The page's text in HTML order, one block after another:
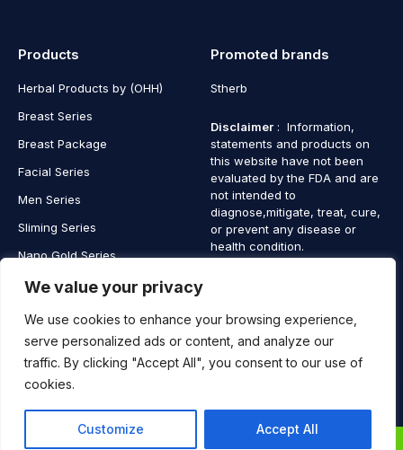
We value your privacy
We use cookies to enhance your browsing experience,
serve personalized ads or content, and analyze our
traffic. By clicking "Accept All", you consent to our use of
cookies.
Customize Accept All
Products
Herbal Products by (OHH)
Breast Series
Breast Package
Facial Series
Men Series
Sliming Series
Nano Gold Series
Vagina Series
Promoted brands
Stherb
Disclaimer : Information,
statements and products on
this website have not been
evaluated by the FDA and are
not intended to
diagnose,mitigate, treat, cure,
or prevent any disease or
health condition.
Copyright © 2025 SaintHerb. All Rights Reserved
0
Contact